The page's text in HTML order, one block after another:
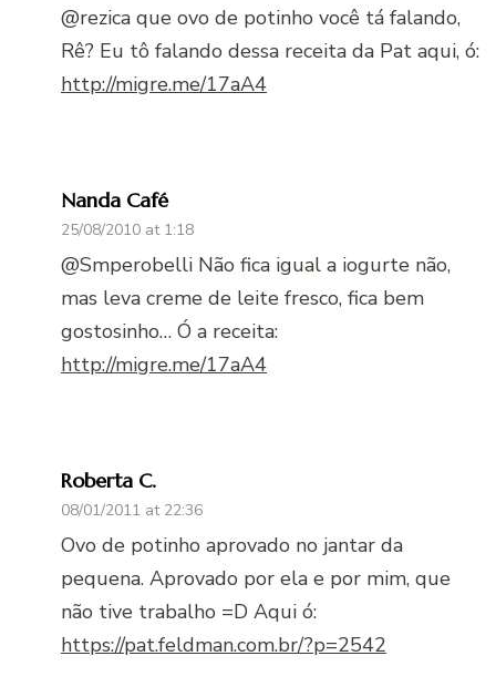
@rezica que ovo de potinho você tá falando,
Rê? Eu tô falando dessa receita da Pat aqui, ó:
http://migre.me/17aA4
Nanda Café
25/08/2010 at 1:18
@Smperobelli Não fica igual a iogurte não,
mas leva creme de leite fresco, fica bem
gostosinho… Ó a receita:
http://migre.me/17aA4
Roberta C.
08/01/2011 at 22:36
Ovo de potinho aprovado no jantar da
pequena. Aprovado por ela e por mim, que
não tive trabalho =D Aqui ó:
https://pat.feldman.com.br/?p=2542